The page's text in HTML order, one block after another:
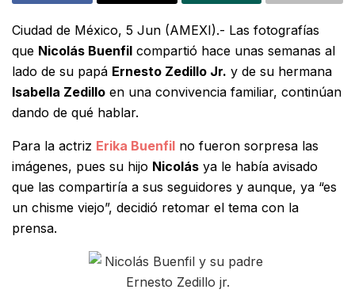
Ciudad de México, 5 Jun (AMEXI).- Las fotografías
que Nicolás Buenfil compartió hace unas semanas al
lado de su papá Ernesto Zedillo Jr. y de su hermana
Isabella Zedillo en una convivencia familiar, continúan
dando de qué hablar.
Para la actriz Erika Buenfil no fueron sorpresa las
imágenes, pues su hijo Nicolás ya le había avisado
que las compartiría a sus seguidores y aunque, ya “es
un chisme viejo”, decidió retomar el tema con la
prensa.